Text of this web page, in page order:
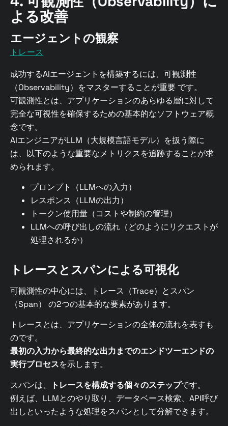
よる改善
エージェントの観察
トレース
成功するAIエージェントを構築するには、可観測性
（Observability）をマスターすることが重要 です。
可観測性とは、アプリケーションのあらゆる層に対して
完全な可視性を確保するための基本的なソフトウェア概
念です。
AIエンジニアがLLM（大規模言語モデル）を扱う際に
は、以下のような重要なメトリクスを追跡することが求
められます。
プロンプト（LLMへの入力）
レスポンス（LLMの出力）
トークン使用量（コストや制約の管理）
LLMへの呼び出しの流れ（どのようにリクエストが
処理されるか）
トレースとスパンによる可視化
可観測性の中心には、トレース（Trace）とスパン
（Span） の2つの基本的な要素があります。
トレースとは、アプリケーションの全体の流れを表すも
のです。
最初の入力から最終的な出力までのエンドツーエンドの
実行プロセスを示します。
スパンは、
トレースを構成する個々のステップです。
例えば、LLMとのやり取り、データベース検索、API呼び
出しといったような処理をスパンとして分解できます。